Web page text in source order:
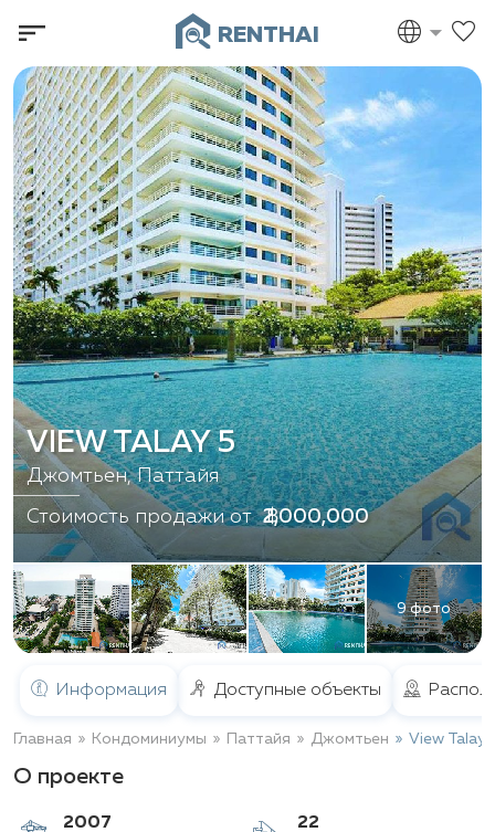
RENTHAI
9 фото
VIEW TALAY 5
Джомтьен, Паттайя
Стоимость продажи от ฿ 2,000,000
Информация Доступные объекты
Главная Кондоминиумы Паттайя Джомтьен View Talay
О проекте